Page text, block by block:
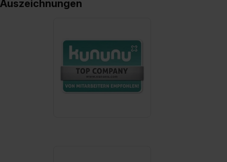
einzelnen Cookies findest du durch Klick auf „Details
zeigen“. Weitere Informationen:Datenschutzerklärung
Auszeichnungen